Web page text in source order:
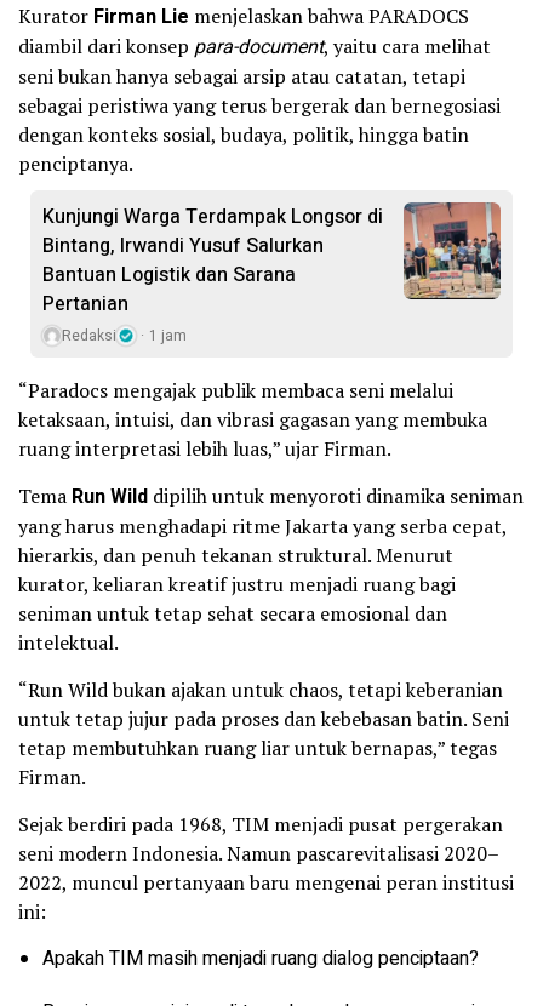
Kurator Firman Lie menjelaskan bahwa PARADOCS
diambil dari konsep para-document, yaitu cara melihat
seni bukan hanya sebagai arsip atau catatan, tetapi
sebagai peristiwa yang terus bergerak dan bernegosiasi
dengan konteks sosial, budaya, politik, hingga batin
penciptanya.
Kunjungi Warga Terdampak Longsor di
Bintang, Irwandi Yusuf Salurkan
Bantuan Logistik dan Sarana
Pertanian
Redaksi 1 jam
“Paradocs mengajak publik membaca seni melalui
ketaksaan, intuisi, dan vibrasi gagasan yang membuka
ruang interpretasi lebih luas,” ujar Firman.
Tema Run Wild dipilih untuk menyoroti dinamika seniman
yang harus menghadapi ritme Jakarta yang serba cepat,
hierarkis, dan penuh tekanan struktural. Menurut
kurator, keliaran kreatif justru menjadi ruang bagi
seniman untuk tetap sehat secara emosional dan
intelektual.
“Run Wild bukan ajakan untuk chaos, tetapi keberanian
untuk tetap jujur pada proses dan kebebasan batin. Seni
tetap membutuhkan ruang liar untuk bernapas,” tegas
Firman.
Sejak berdiri pada 1968, TIM menjadi pusat pergerakan
seni modern Indonesia. Namun pascarevitalisasi 2020–
2022, muncul pertanyaan baru mengenai peran institusi
ini:
Apakah TIM masih menjadi ruang dialog penciptaan?